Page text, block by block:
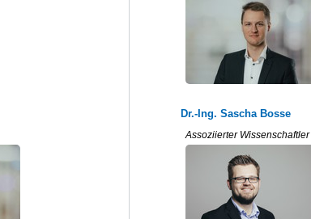
Dr.-Ing. Sascha Bosse
Assoziierter Wissenschaftler